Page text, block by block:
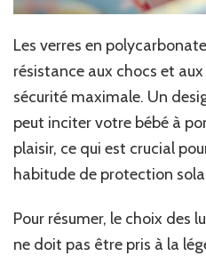
Les verres en
résistance aux chocs et
sécurité maximale. Un
peut inciter votre bébé à
plaisir, ce qui est crucial
habitude de protection
Pour résumer, le choix des
ne doit pas être pris à la